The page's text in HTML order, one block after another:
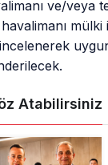
ve/veya
havalimanı
Atabilirsiniz